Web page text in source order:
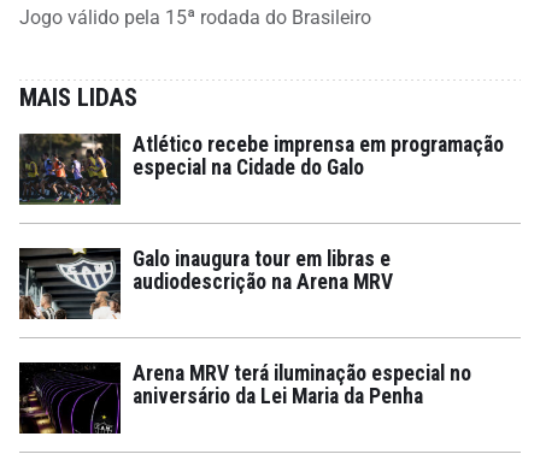
Jogo válido pela 15ª rodada do Brasileiro
MAIS LIDAS
Atlético recebe imprensa em programação
especial na Cidade do Galo
Galo inaugura tour em libras e
audiodescrição na Arena MRV
Arena MRV terá iluminação especial no
aniversário da Lei Maria da Penha